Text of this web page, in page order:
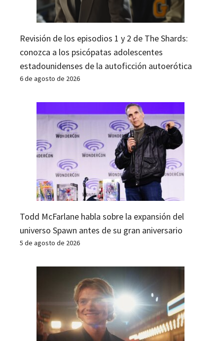
Revisión de los episodios 1 y 2 de The Shards:
conozca a los psicópatas adolescentes
estadounidenses de la autoficción autoerótica
6 de agosto de 2026
Todd McFarlane habla sobre la expansión del
universo Spawn antes de su gran aniversario
5 de agosto de 2026